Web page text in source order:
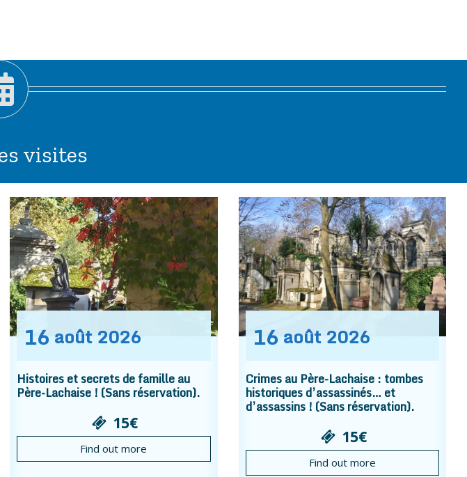
visites
16 août 2026
Histoires et secrets de famille au
Père-Lachaise ! (Sans réservation).
15€
Find out more
16 août 2026
Crimes au Père-Lachaise : tombes
historiques d’assassinés… et
d’assassins ! (Sans réservation).
15€
Find out more